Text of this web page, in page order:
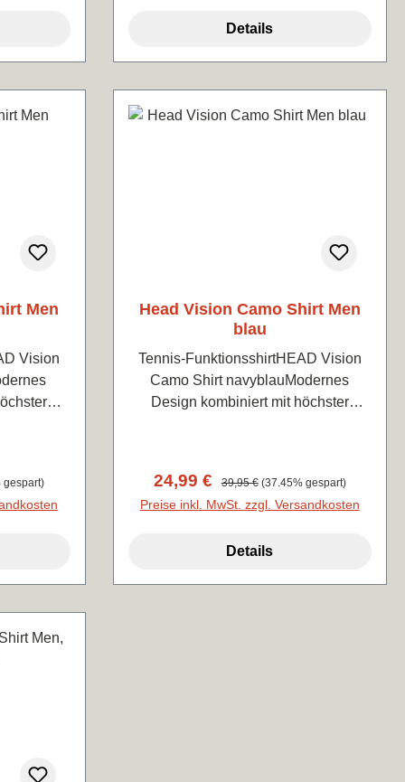
Details
Men
Vision
gespart)
Head Vision Camo Shirt Men
blau
Tennis-FunktionsshirtHEAD Vision
Camo Shirt navyblauModernes
Design kombiniert mit höchster
DRY
Verkaufspreis:
24,99 € Regulärer Preis:
39,95 € (37.45% gespart)
Preise inkl. MwSt. zzgl. Versandkosten
Details